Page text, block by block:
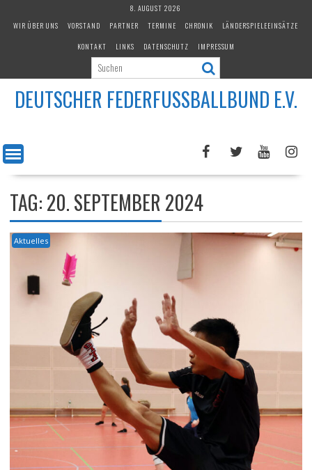
8. AUGUST 2026
WIR ÜBER UNS
VORSTAND PARTNER TERMINE CHRONIK
LÄNDERSPIELEEINSÄTZE
KONTAKT
LINKS DATENSCHUTZ IMPRESSUM
DEUTSCHER FEDERFUSSBALLBUND E.V.
TAG:20. SEPTEMBER 2024
Aktuelles